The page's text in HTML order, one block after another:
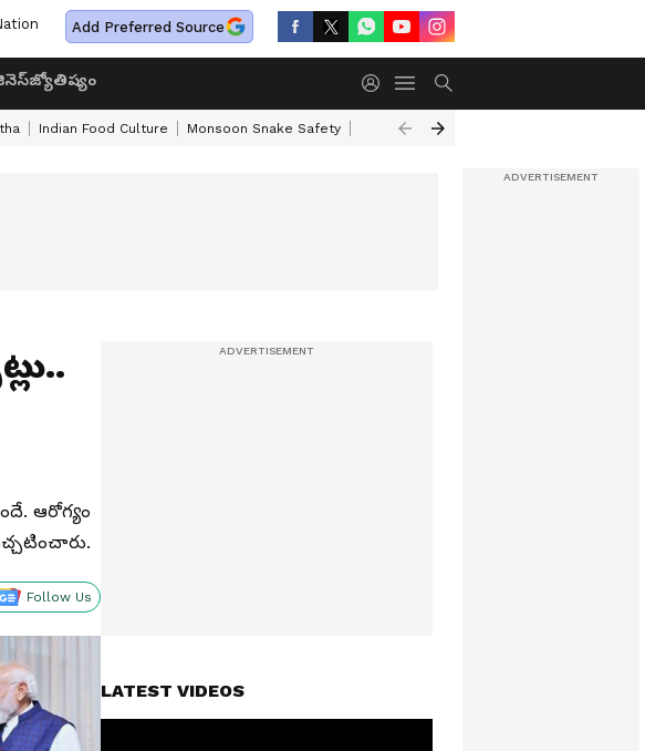
Add Preferred Source
జ్యోతిష్యం
Indian Food Culture Monsoon Snake Safety Akkineni Nageswara Rao
ఆరోగ్యం
Follow Us
LATEST VIDEOS